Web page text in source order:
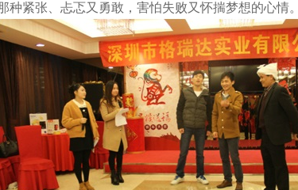
种紧张、忐忑又勇敢，害怕失败又怀揣梦想的心情。